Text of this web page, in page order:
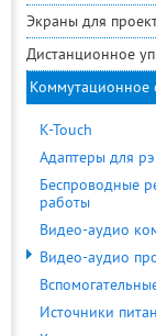
Экраны для
Дистанционное
Коммутационное
K-Touch
Адаптеры для
Беспроводные
работы
Видео-аудио
Видео-аудио
Источники